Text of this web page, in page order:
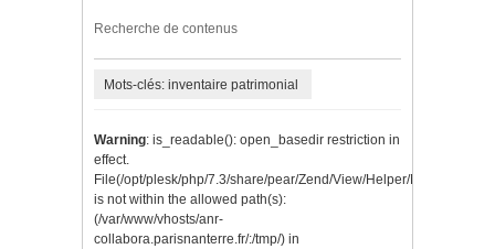
Recherche de contenus
Mots-clés: inventaire patrimonial
Warning: is_readable(): open_basedir restriction in
effect.
File(/opt/plesk/php/7.3/share/pear/Zend/View/Helper/Navigation/
is not within the allowed path(s):
(/var/www/vhosts/anr-
collabora.parisnanterre.fr/:/tmp/) in